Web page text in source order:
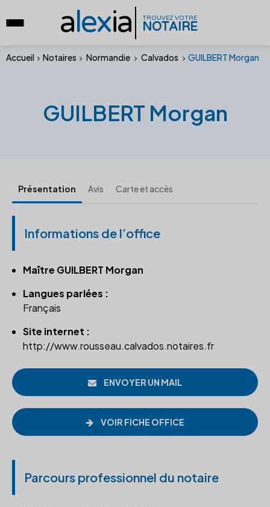
alexia TROUVEZ VOTRE
NOTAIRE
Accueil Notaires Normandie Calvados GUILBERT Morgan
GUILBERT Morgan
Présentation Avis Carte et accès
Informations de l’office
Maître GUILBERT Morgan
Langues parlées :
Français
Site internet :
http://www.rousseau.calvados.notaires.fr
ENVOYER UN MAIL
VOIR FICHE OFFICE
Parcours professionnel du notaire